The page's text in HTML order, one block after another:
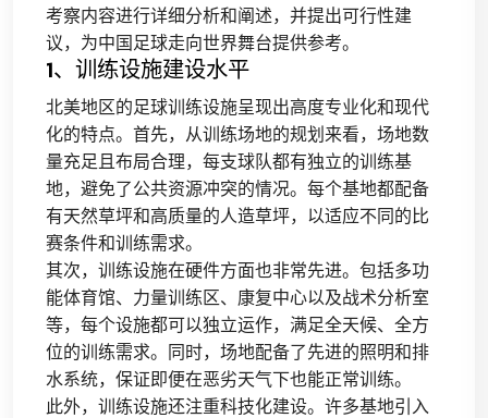
考察内容进行详细分析和阐述，并提出可行性建
议，为中国足球走向世界舞台提供参考。
1、训练设施建设水平
北美地区的足球训练设施呈现出高度专业化和现代
化的特点。首先，从训练场地的规划来看，场地数
量充足且布局合理，每支球队都有独立的训练基
地，避免了公共资源冲突的情况。每个基地都配备
有天然草坪和高质量的人造草坪，以适应不同的比
赛条件和训练需求。
其次，训练设施在硬件方面也非常先进。包括多功
能体育馆、力量训练区、康复中心以及战术分析室
等，每个设施都可以独立运作，满足全天候、全方
位的训练需求。同时，场地配备了先进的照明和排
水系统，保证即便在恶劣天气下也能正常训练。
此外，训练设施还注重科技化建设。许多基地引入